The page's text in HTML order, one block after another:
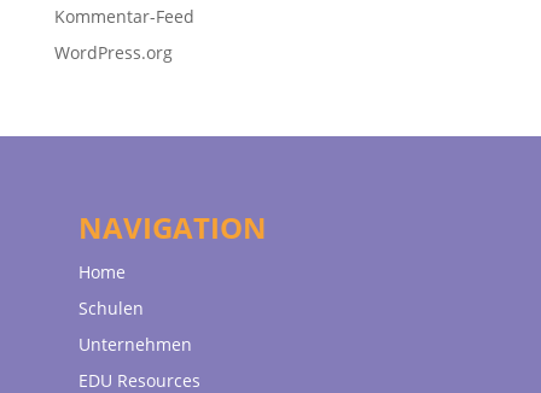
Kommentar-Feed
WordPress.org
NAVIGATION
Home
Schulen
Unternehmen
EDU Resources